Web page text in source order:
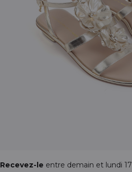
Recevez-le entre demain et lundi 17